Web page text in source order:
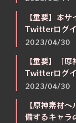
【重要】本
Twitterログ
2023/04/30
【重要】「
Twitterログ
2023/04/30
【原神素材
備するキャラ